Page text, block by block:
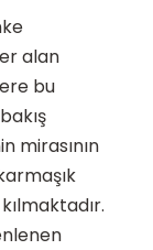
alan
bu
mirasının